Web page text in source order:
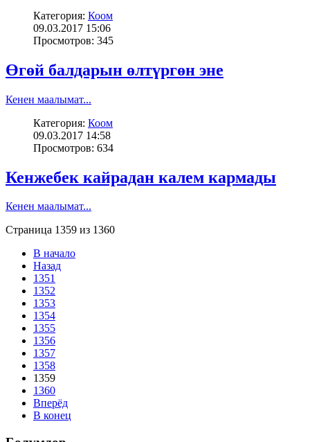
Категория: Коом
09.03.2017 15:06
Просмотров: 345
Өгөй балдарын өлтүргөн эне
Кенен маалымат...
Категория: Коом
09.03.2017 14:58
Просмотров: 634
Кенжебек кайрадан калем кармады
Кенен маалымат...
Страница 1359 из 1360
В начало
Назад
1351
1352
1353
1354
1355
1356
1357
1358
1359
1360
Вперёд
В конец